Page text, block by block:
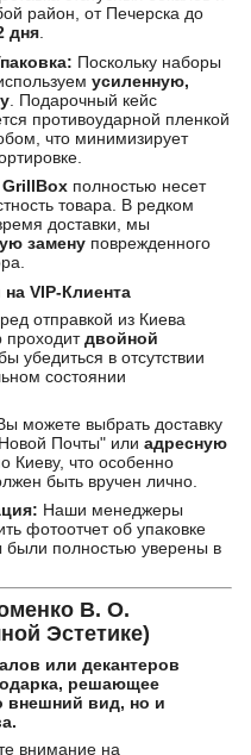
район, от Печерска до
дня.
Поскольку наборы
усиленную,
. Подарочный кейс
противоударной пленкой
что минимизирует
GrillBox полностью несет
товара. В редком
доставки, мы
замену поврежденного
VIP-Клиента
отправкой из Киева
проходитдвойной
убедиться в отсутствии
состоянии
можете выбрать доставку
Почты" или адресную
Киеву, что особенно
быть вручен лично.
Наши менеджеры
фотоотчет об упаковке
были полностью уверены в
В. О.
Эстетике)
или декантеров
решающее
внешний вид, но и
внимание на